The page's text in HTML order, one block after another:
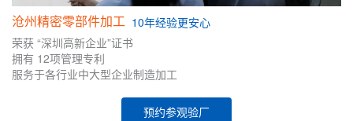
沧州精密零部件加工 10年经验更安心
荣获 “深圳高新企业”证书
拥有 12项管理专利
服务于各行业中大型企业制造加工
预约参观验厂